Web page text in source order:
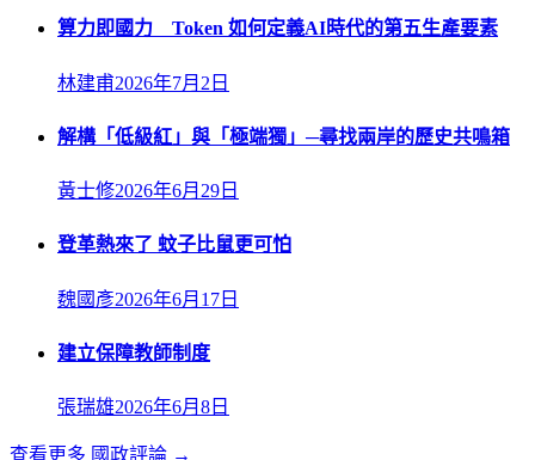
算力即國力 Token 如何定義AI時代的第五生產要素
林建甫2026年7月2日
解構「低級紅」與「極端獨」─尋找兩岸的歷史共鳴箱
黃士修2026年6月29日
登革熱來了 蚊子比鼠更可怕
魏國彥2026年6月17日
建立保障教師制度
張瑞雄2026年6月8日
查看更多 國政評論 →